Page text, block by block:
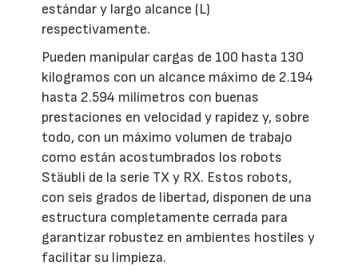
estándar y largo alcance (L)
respectivamente.
Pueden manipular cargas de 100 hasta 130
kilogramos con un alcance máximo de 2.194
hasta 2.594 milímetros con buenas
prestaciones en velocidad y rapidez y, sobre
todo, con un máximo volumen de trabajo
como están acostumbrados los robots
Stäubli de la serie TX y RX. Estos robots,
con seis grados de libertad, disponen de una
estructura completamente cerrada para
garantizar robustez en ambientes hostiles y
facilitar su limpieza.